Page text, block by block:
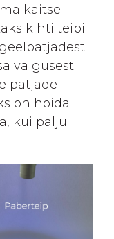
kaitse
kihti teipi.
valgusest.
on hoida
kui palju